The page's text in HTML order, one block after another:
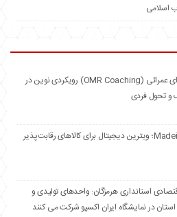
اسلامی
مدل مداخله‌ای عمرائی (OMR Coaching) رویکردی نوین در
و تحول فردی
Madeiniran.com؛ ویترین دیجیتال برای کالاهای رقابت‌پذیر
استانداری هرمزگان: واحدهای تولیدی و
استان در نمایشگاه ایران اکسپو شرکت می کنند